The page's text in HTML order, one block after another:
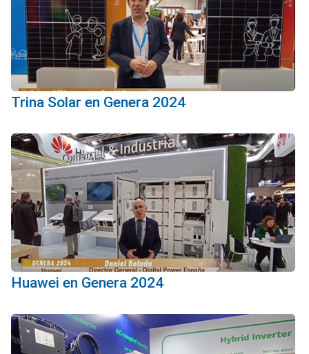
Trina Solar en Genera 2024
Huawei en Genera 2024